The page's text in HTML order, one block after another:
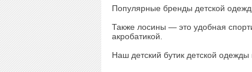
Популярные бренды детской
Также лосины — это удобная
акробатикой.
Наш детский бутик детской